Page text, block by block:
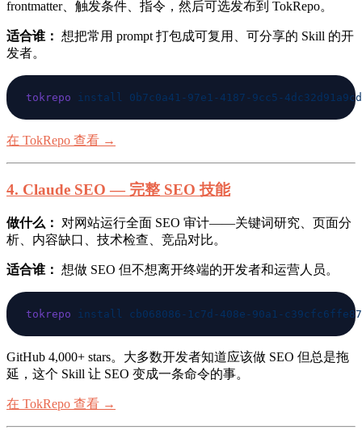
frontmatter、触发条件、指令，然后可选发布到 TokRepo。
适合谁： 想把常用 prompt 打包成可复用、可分享的 Skill 的开
发者。
tokrepo install
在 TokRepo 查看 →
4. Claude SEO — 完整 SEO 技能
做什么：
对网站运行全面 SEO 审计——关键词研究、页面分
析、内容缺口、技术检查、竞品对比。
适合谁： 想做 SEO 但不想离开终端的开发者和运营人员。
tokrepo install
GitHub 4,000+ stars。大多数开发者知道应该做 SEO 但总是拖
延，这个 Skill 让 SEO 变成一条命令的事。
在 TokRepo 查看 →